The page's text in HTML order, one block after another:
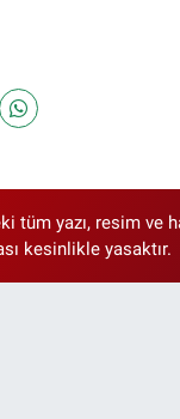
tüm yazı, resim ve
kesinlikle yasaktır.